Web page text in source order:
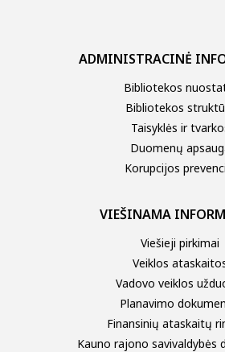
ADMINISTRACINĖ
Bibliotekos
Bibliotekos
Taisyklės ir
Duomenų
Korupcijos
VIEŠINAMA
Viešieji pirkimai
Veiklos
Vadovo veiklos
Planavimo
Finansinių ataskaitų
Kauno rajono savivaldybės